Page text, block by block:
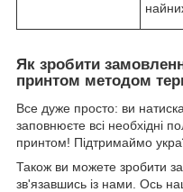
Як зробити
принтом методом
Все дуже просто: ви
заповнюєте всі необхідні
принтом! Підтримаймо
Також ви можете зробити
зв'язавшись із нами. Ось